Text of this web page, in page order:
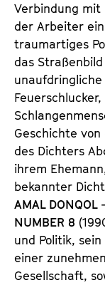
Verbindung mit
der Arbeiter
traumartiges
das
Geschichte
des Dichters
ihrem
bekannter
AMAL DONQOL
NUMBER 8
und Politik,
einer
Gesellschaft,